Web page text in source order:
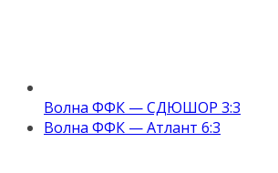
Волна ФФК — СДЮШОР 3:3
Волна ФФК — Атлант 6:3